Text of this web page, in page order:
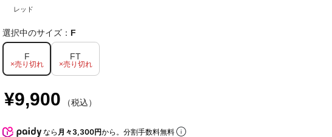
レッド
選択中のサイズ： F
F
×売り切れ
FT
×売り切れ
¥9,900 （税込）
なら 月々3,300円から。分割手数料無料